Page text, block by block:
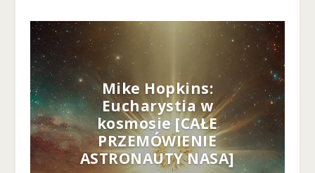
Mike Hopkins:
Eucharystia w
kosmosie [CAŁE
PRZEMÓWIENIE
ASTRONAUTY NASA]
z
e
ni
e
s
p